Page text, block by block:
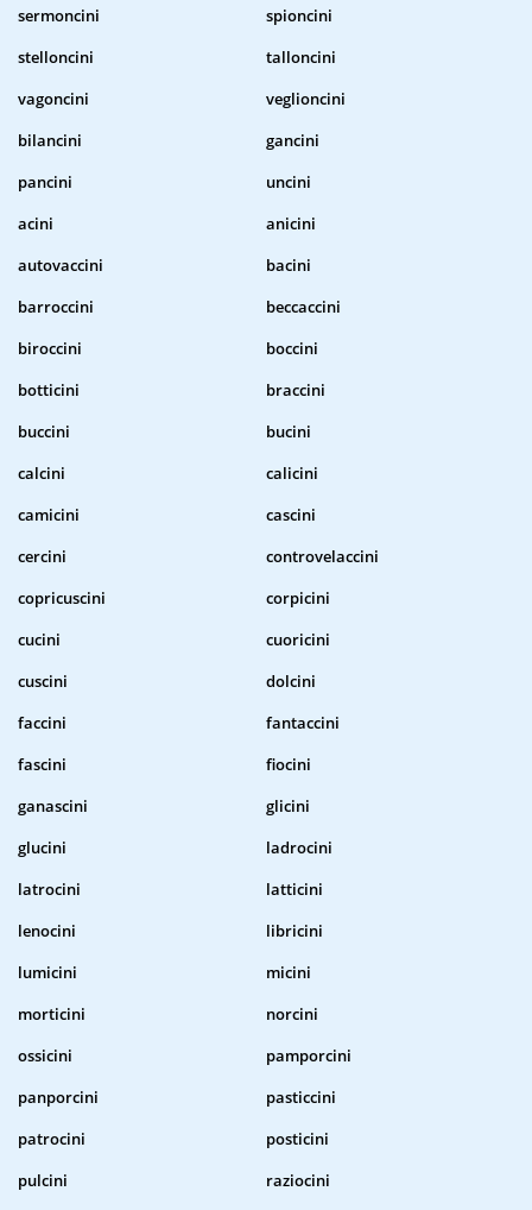
sermoncini
spioncini
stelloncini
talloncini
vagoncini
veglioncini
bilancini
gancini
pancini
uncini
acini
anicini
autovaccini
bacini
barroccini
beccaccini
biroccini
boccini
botticini
braccini
buccini
bucini
calcini
calicini
camicini
cascini
cercini
controvelaccini
copricuscini
corpicini
cucini
cuoricini
cuscini
dolcini
faccini
fantaccini
fascini
fiocini
ganascini
glicini
glucini
ladrocini
latrocini
latticini
lenocini
libricini
lumicini
micini
morticini
norcini
ossicini
pamporcini
panporcini
pasticcini
patrocini
posticini
pulcini
raziocini